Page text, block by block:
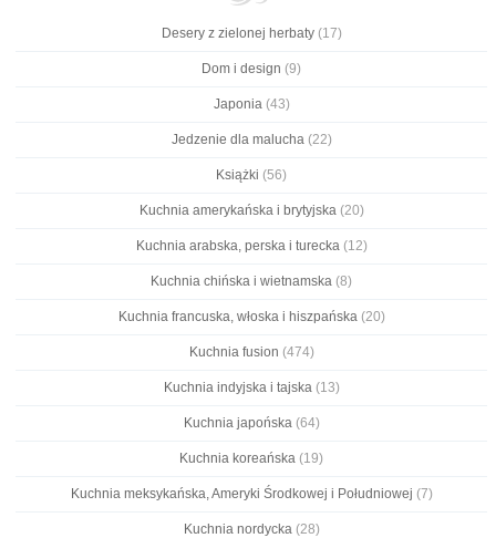
Desery z zielonej herbaty(17)
Dom i design (9)
Japonia (43)
Jedzenie dla malucha (22)
Książki (56)
Kuchnia amerykańska i brytyjska (20)
Kuchnia arabska, perska i turecka (12)
Kuchnia chińska i wietnamska (8)
Kuchnia francuska, włoska i hiszpańska (20)
Kuchnia fusion (474)
Kuchnia indyjska i tajska (13)
Kuchnia japońska (64)
Kuchnia koreańska (19)
Kuchnia meksykańska, Ameryki Środkowej i Południowej (7)
Kuchnia nordycka (28)